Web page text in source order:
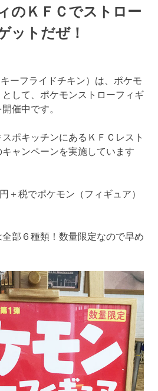
のＫＦＣでストロー
ットだぜ！
ーフライドチキン）は、ポケモ
して、ポケモンストローフィギ
催中です。
ポキッチンにあるＫＦＣレスト
ャンペーンを実施しています
＋税でポケモン（フィギュア）
部６種類！数量限定なので早め